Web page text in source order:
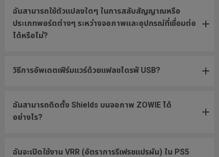
ฉันสามารถใช้ตัวแปลงใดๆ ในการสลับสัญญาณหรือ
ประเภทพอร์ตต่างๆ ระหว่างจอภาพและอุปกรณ์ที่เชื่อมต่อ
ได้หรือไม่?
วิธีการอัพเดตเฟิร์มแวร์ด้วยแฟลชไดรฟ์ USB?
ฉันสามารถติดตั้ง Shields บนจอภาพ ZOWIE ได้
อย่างไร?
ฉันจะเปิดใช้งาน VRR (อัตราการรีเฟรชแปรผัน) ใน PS5